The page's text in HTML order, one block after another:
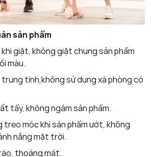
sản phẩm
giặt, không giặt chung sản phẩm
màu.
trung tính,không sử dụng xà phòng có
tẩy, không ngâm sản phẩm.
treo móc khi sản phẩm ướt, không
nắng mặt trời.
thoáng mát.